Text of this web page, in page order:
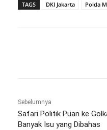
TAGS DKI Jakarta Polda
Sebelumnya
Safari Politik Puan ke
Banyak Isu yang Dibahas